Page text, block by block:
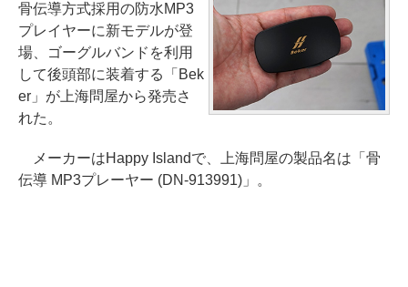
骨伝導方式採用の防水MP3
プレイヤーに新モデルが登
場、ゴーグルバンドを利用
して後頭部に装着する「Bek
er」が上海問屋から発売さ
れた。
メーカーはHappy Islandで、上海問屋の製品名は「骨
伝導 MP3プレーヤー (DN-913991)」。